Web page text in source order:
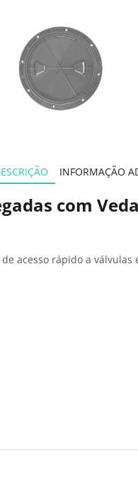
INFORMAÇÃO
com
acesso rápido a válvulas